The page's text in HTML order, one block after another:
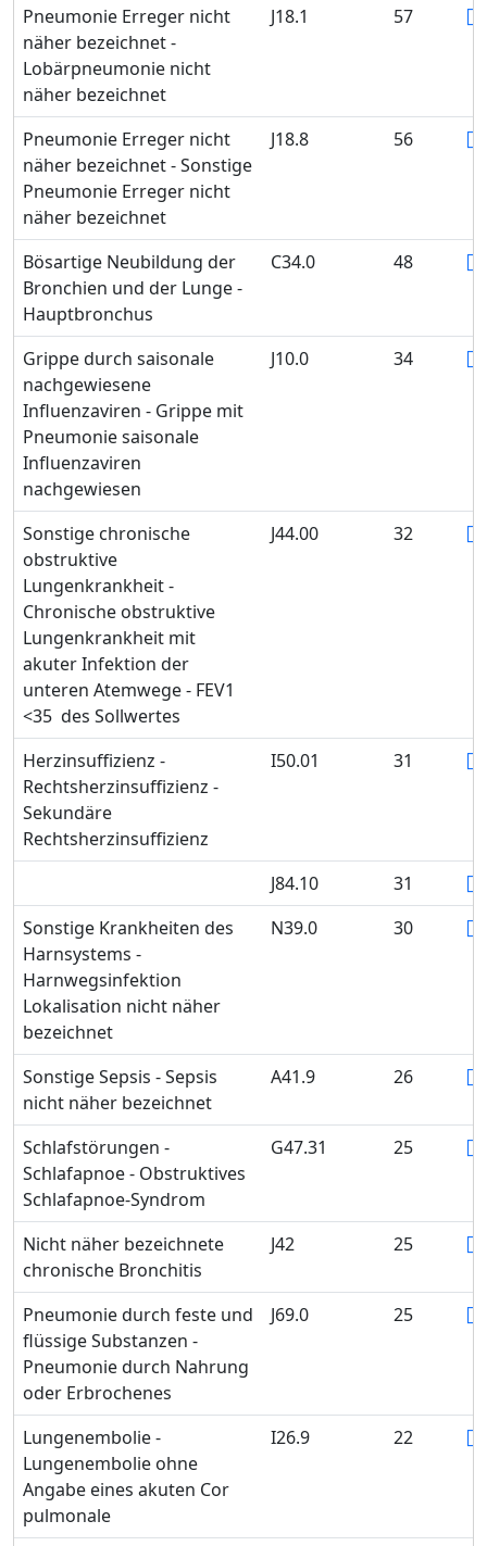
Pneumonie Erreger nicht
näher bezeichnet -
Lobärpneumonie nicht
näher bezeichnet
J18.1 57
Pneumonie Erreger nicht
näher bezeichnet - Sonstige
Pneumonie Erreger nicht
näher bezeichnet
J18.8 56
Bösartige Neubildung der
Bronchien und der Lunge -
Hauptbronchus
C34.0 48
Grippe durch saisonale
nachgewiesene
Influenzaviren - Grippe mit
Pneumonie saisonale
Influenzaviren
nachgewiesen
J10.0 34
Sonstige chronische
obstruktive
Lungenkrankheit -
Chronische obstruktive
Lungenkrankheit mit
akuter Infektion der
unteren Atemwege - FEV1
<35 des Sollwertes
J44.00 32
Herzinsuffizienz -
Rechtsherzinsuffizienz -
Sekundäre
Rechtsherzinsuffizienz
I50.01 31
J84.10
31
Sonstige Krankheiten des
Harnsystems -
Harnwegsinfektion
Lokalisation nicht näher
bezeichnet
N39.0 30
Sonstige Sepsis - Sepsis
nicht näher bezeichnet
A41.9 26
Schlafstörungen -
Schlafapnoe - Obstruktives
Schlafapnoe-Syndrom
G47.31 25
Nicht näher bezeichnete
chronische Bronchitis
J42 25
Pneumonie durch feste und
flüssige Substanzen -
Pneumonie durch Nahrung
oder Erbrochenes
J69.0 25
Lungenembolie -
Lungenembolie ohne
Angabe eines akuten Cor
pulmonale
I26.9 22